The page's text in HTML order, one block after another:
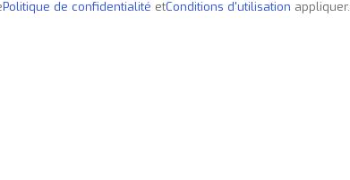
Politique de confidentialité etConditions d'utilisation appliquer.